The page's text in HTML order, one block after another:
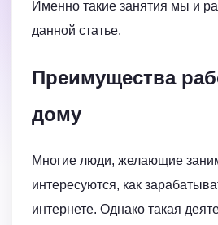
Именно такие занятия мы и
данной статье.
Преимущества
дому
Многие люди, желающие
интересуются, как
интернете. Однако такая